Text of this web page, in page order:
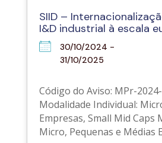
SIID –
I&D industrial à escala
30/10/2024 -
31/10/2025
Código do Aviso: MPr-
Modalidade Individual:
Empresas, Small Mid Caps
Micro, Pequenas e Médias